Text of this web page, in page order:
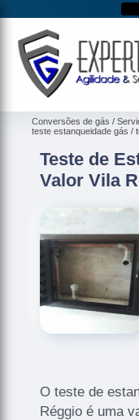
Conversões de gás
teste estanqueidade gás
Teste de
Valor Vila
O teste de
Réggio é uma